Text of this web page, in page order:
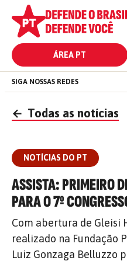
ÁREA PT
SIGA NOSSAS REDES
← Todas as notícias
NOTÍCIAS DO PT
ASSISTA: PRIMEIRO
PARA O 7º
Com abertura de Gleisi
realizado na Fundação
Luiz Gonzaga Belluzzo